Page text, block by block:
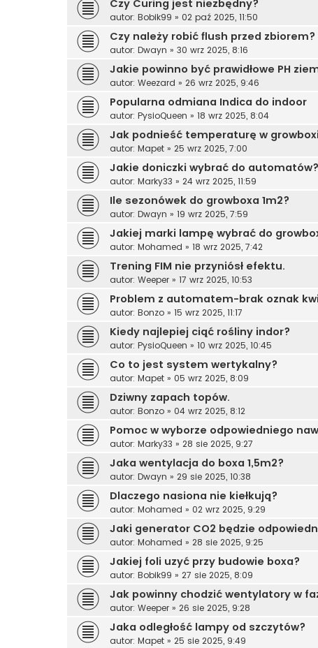
Czy Curing jest niezbędny?
autor: Bobik99 » 02 paź 2025, 11:50
Czy należy robić flush przed zbiorem?
autor: Dwayn » 30 wrz 2025, 8:16
Jakie powinno być prawidłowe PH
autor: Weezard » 26 wrz 2025, 9:46
Popularna odmiana Indica do indoor
autor: PysioQueen » 18 wrz 2025, 8:04
Jak podnieść temperaturę w
autor: Mapet » 25 wrz 2025, 7:00
Jakie doniczki wybrać do automatów?
autor: Marky33 » 24 wrz 2025, 11:59
Ile sezonówek do growboxa 1m2?
autor: Dwayn » 19 wrz 2025, 7:59
Jakiej marki lampę wybrać do
autor: Mohamed » 18 wrz 2025, 7:42
Trening FIM nie przyniósł efektu.
autor: Weeper » 17 wrz 2025, 10:53
Problem z automatem-brak oznak
autor: Bonzo » 15 wrz 2025, 11:17
Kiedy najlepiej ciąć rośliny indor?
autor: PysioQueen » 10 wrz 2025, 10:45
Co to jest system wertykalny?
autor: Mapet » 05 wrz 2025, 8:09
Dziwny zapach topów.
autor: Bonzo » 04 wrz 2025, 8:12
Pomoc w wyborze odpowiedniego
autor: Marky33 » 28 sie 2025, 9:27
Jaka wentylacja do boxa 1,5m2?
autor: Dwayn » 29 sie 2025, 10:38
Dlaczego nasiona nie kiełkują?
autor: Mohamed » 02 wrz 2025, 9:29
Jaki generator CO2 będzie
autor: Mohamed » 28 sie 2025, 9:25
Jakiej foli uzyć przy budowie boxa?
autor: Bobik99 » 27 sie 2025, 8:09
Jak powinny chodzić wentylatory w
autor: Weeper » 26 sie 2025, 9:28
Jaka odległość lampy od szczytów?
autor: Mapet » 25 sie 2025, 9:49